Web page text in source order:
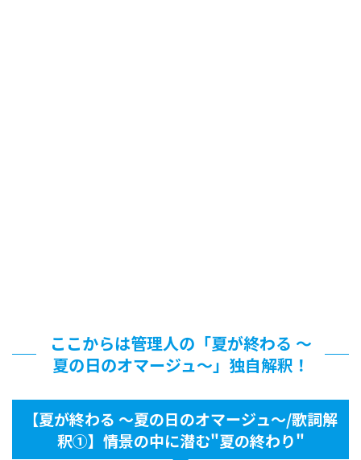
ここからは管理人の「夏が終わる 〜
夏の日のオマージュ〜」独自解釈！
【夏が終わる 〜夏の日のオマージュ〜/歌詞解
釈①】情景の中に潜む"夏の終わり"